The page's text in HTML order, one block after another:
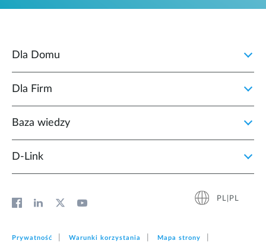
Dla Domu
Dla Firm
Baza wiedzy
D‑Link
PL|PL
Prywatność Warunki korzystania Mapa strony